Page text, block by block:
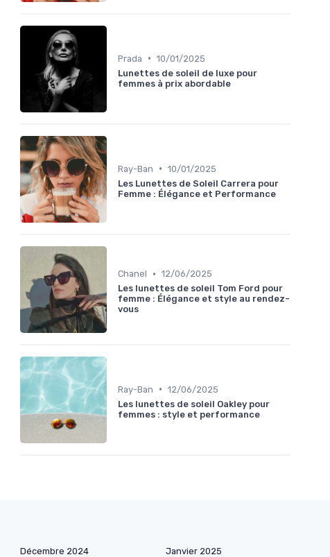
Prada • 10/01/2025
Lunettes de soleil de luxe pour
femmes à prix abordable
Ray-Ban • 10/01/2025
Les Lunettes de Soleil Carrera pour
Femme : Élégance et Performance
Chanel • 12/06/2025
Les lunettes de soleil Tom Ford pour
femme : Élégance et style au rendez-
vous
Ray-Ban • 12/06/2025
Les lunettes de soleil Oakley pour
femmes : style et performance
Décembre 2024 Janvier 2025